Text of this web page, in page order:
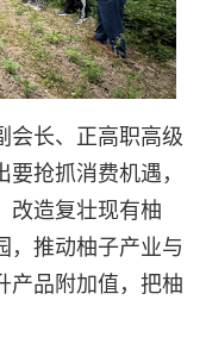
会长、正高职高级
抢抓消费机遇，
改造复壮现有柚
，推动柚子产业与
产品附加值，把柚